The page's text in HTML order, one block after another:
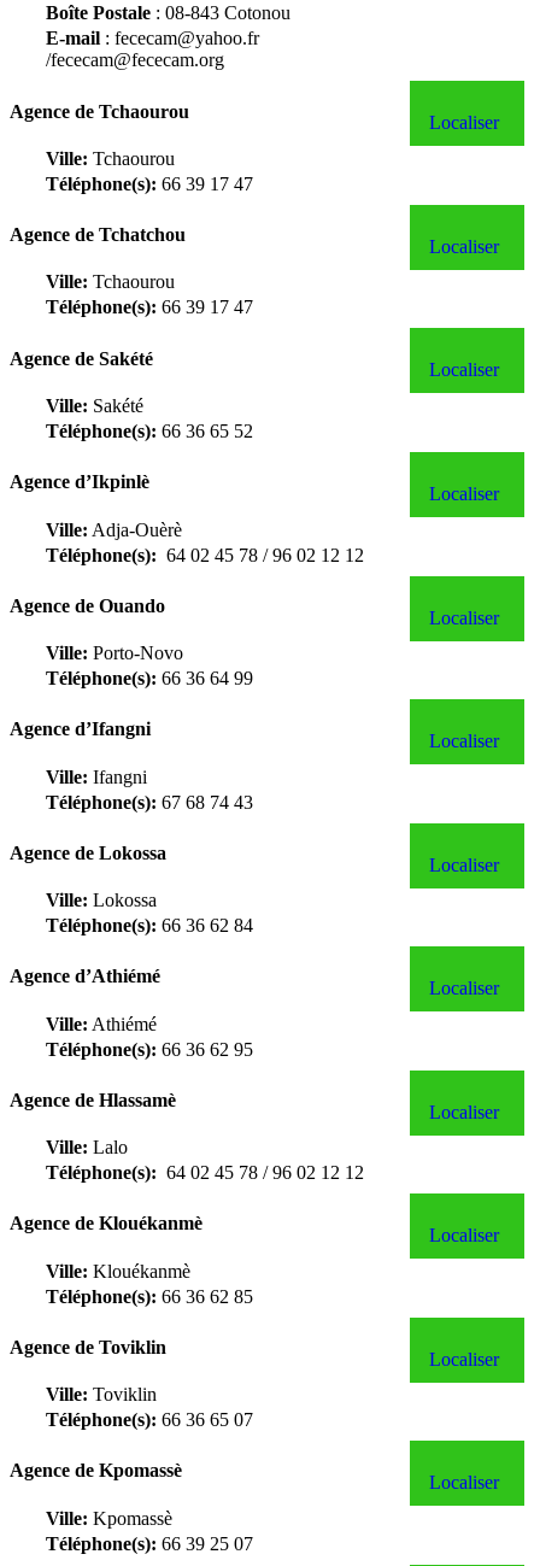
Boîte Postale : 08-843 Cotonou
E-mail : fececam@yahoo.fr
/fececam@fececam.org
Agence de Tchaourou
Ville: Tchaourou
Téléphone(s): 66 39 17 47
Localiser
Agence de Tchatchou
Ville: Tchaourou
Téléphone(s): 66 39 17 47
Localiser
Agence de Sakété
Ville: Sakété
Téléphone(s): 66 36 65 52
Localiser
Agence d’Ikpinlè
Ville: Adja-Ouèrè
Téléphone(s): 64 02 45 78 / 96 02 12 12
Localiser
Agence de Ouando
Ville: Porto-Novo
Téléphone(s): 66 36 64 99
Localiser
Agence d’Ifangni
Ville: Ifangni
Téléphone(s): 67 68 74 43
Localiser
Agence de Lokossa
Ville: Lokossa
Téléphone(s): 66 36 62 84
Localiser
Agence d’Athiémé
Ville: Athiémé
Téléphone(s): 66 36 62 95
Localiser
Agence de Hlassamè
Ville: Lalo
Téléphone(s): 64 02 45 78 / 96 02 12 12
Localiser
Agence de Klouékanmè
Ville: Klouékanmè
Téléphone(s): 66 36 62 85
Localiser
Agence de Toviklin
Ville: Toviklin
Téléphone(s): 66 36 65 07
Localiser
Agence de Kpomassè
Ville: Kpomassè
Téléphone(s): 66 39 25 07
Localiser